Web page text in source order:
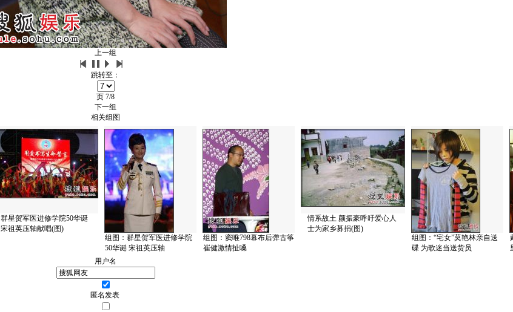
上一组
跳转至：
页 7/8
下一组
相关组图
群星贺军医进修学院50华诞
宋祖英压轴献唱(图)
组图：群星贺军医进修学院
50华诞 宋祖英压轴
组图：窦唯798幕布后弹古筝
崔健激情扯嗓
情系故土 颜振豪呼吁爱心人
士为家乡募捐(图)
组图：“宅女”莫艳林亲自送
碟 为歌迷当送货员
用户名
匿名发表